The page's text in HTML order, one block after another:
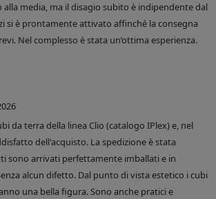
media, ma il disagio subito è indipendente dal
si è prontamente attivato affinché la consegna
Nel complesso è stata un’ottima esperienza.
da terra della linea Clio (catalogo IPlex) e, nel
dell'acquisto. La spedizione è stata
sono arrivati perfettamente imballati e in
alcun difetto. Dal punto di vista estetico i cubi
una bella figura. Sono anche pratici e